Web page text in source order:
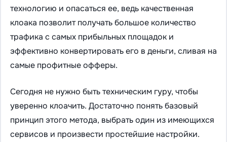
технологию и опасаться ее, ведь качественная
клоака позволит получать большое количество
трафика с самых прибыльных площадок и
эффективно конвертировать его в деньги, сливая на
самые профитные офферы.
Сегодня не нужно быть техническим гуру, чтобы
уверенно клоачить. Достаточно понять базовый
принцип этого метода, выбрать один из имеющихся
сервисов и произвести простейшие настройки.